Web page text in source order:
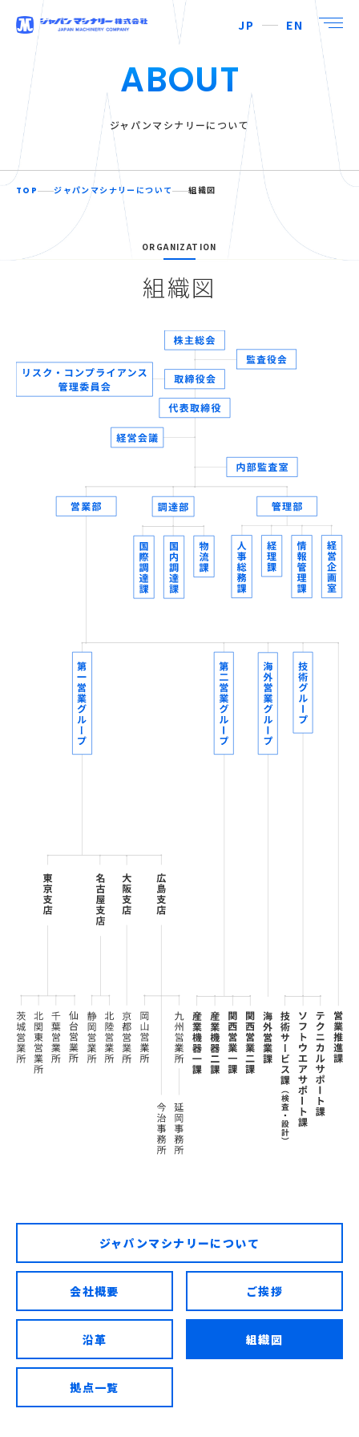
JP EN
ABOUT
ジャパンマシナリーについて
TOP ジャパンマシナリーについて 組織図
ORGANIZATION
組織図
ジャパンマシナリーについて
会社概要 ご挨拶
沿革 組織図
拠点一覧